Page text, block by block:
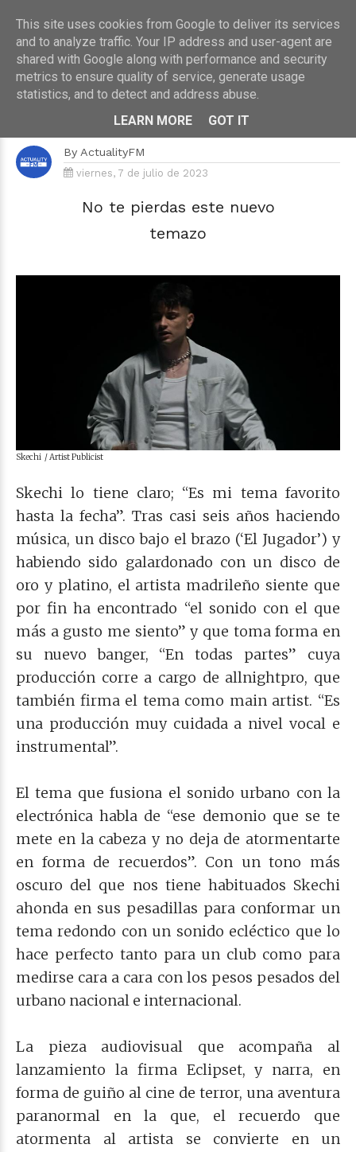
HOME›MÚSICA
Skechi lanza "En Todas Partes",
su tema favorito hasta la fecha
By ActualityFM
viernes, 7 de julio de 2023
No te pierdas este nuevo
temazo
Skechi / Artist Publicist
Skechi lo tiene claro; “Es mi tema favorito
hasta la fecha”. Tras casi seis años haciendo
música, un disco bajo el brazo (‘El Jugador’) y
habiendo sido galardonado con un disco de
oro y platino, el artista madrileño siente que
por fin ha encontrado “el sonido con el que
más a gusto me siento” y que toma forma en
su nuevo banger, “En todas partes” cuya
producción corre a cargo de allnightpro, que
también firma el tema como main artist. “Es
una producción muy cuidada a nivel vocal e
instrumental”.
El tema que fusiona el sonido urbano con la
electrónica habla de “ese demonio que se te
mete en la cabeza y no deja de atormentarte
en forma de recuerdos”. Con un tono más
oscuro del que nos tiene habituados Skechi
ahonda en sus pesadillas para conformar un
tema redondo con un sonido ecléctico que lo
hace perfecto tanto para un club como para
medirse cara a cara con los pesos pesados del
urbano nacional e internacional.
La pieza audiovisual que acompaña al
lanzamiento la firma Eclipset, y narra, en
forma de guiño al cine de terror, una aventura
paranormal en la que, el recuerdo que
atormenta al artista se convierte en un
This site uses cookies from Google to deliver its services
and to analyze traffic. Your IP address and user-agent are
shared with Google along with performance and security
metrics to ensure quality of service, generate usage
statistics, and to detect and address abuse.
LEARN MORE
GOT IT